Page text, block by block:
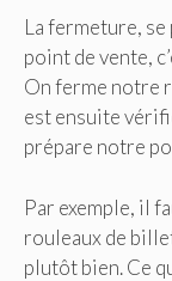
La fermeture,
point de vente,
On ferme notre
est ensuite
prépare notre
Par exemple, il
rouleaux de
plutôt bien. Ce